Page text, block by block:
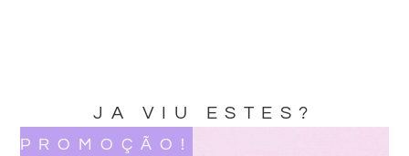
JA VIU ESTES?
PROMOÇÃO!